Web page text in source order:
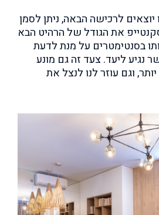
יוצאים לרכישה הבאה, ניתן לסמן
את הגודל של הרהיט הבא
בסנטימטרים על מנת לדעת
ליעד. צעד זה גם מונע
וגם עוזר לנו לנצל את